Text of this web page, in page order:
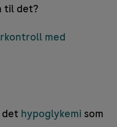
til det?
med
det hypoglykemi som